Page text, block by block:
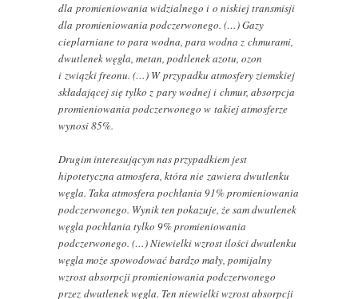
dla promieniowania widzialnego i o niskiej transmisji
dla promieniowania podczerwonego. (…) Gazy
cieplarniane to para wodna, para wodna z chmurami,
dwutlenek węgla, metan, podtlenek azotu, ozon
i związki freonu. (…) W przypadku atmosfery ziemskiej
składającej się tylko z pary wodnej i chmur, absorpcja
promieniowania podczerwonego w takiej atmosferze
wynosi 85%.
Drugim interesującym nas przypadkiem jest
hipotetyczna atmosfera, która nie zawiera dwutlenku
węgla. Taka atmosfera pochłania 91% promieniowania
podczerwonego. Wynik ten pokazuje, że sam dwutlenek
węgla pochłania tylko 9% promieniowania
podczerwonego. (…) Niewielki wzrost ilości dwutlenku
węgla może spowodować bardzo mały, pomijalny
wzrost absorpcji promieniowania podczerwonego
przez dwutlenek węgla. Ten niewielki wzrost absorpcji